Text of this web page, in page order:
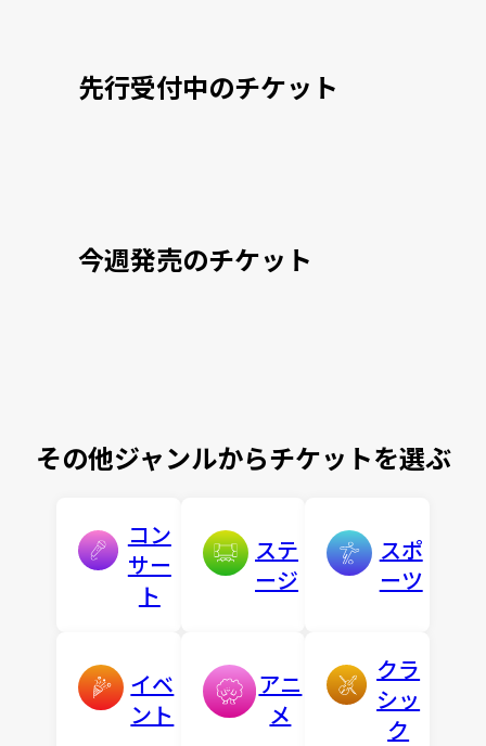
先行受付中のチケット
今週発売のチケット
その他ジャンルからチケットを選ぶ
コン
サー
ト
ステ
ージ
スポ
ーツ
イベ
ント
アニ
メ
クラ
シッ
ク